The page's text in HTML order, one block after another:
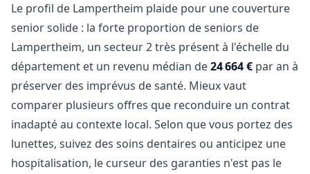
Le profil de Lampertheim plaide pour une couverture
senior solide : la forte proportion de seniors de
Lampertheim, un secteur 2 très présent à l'échelle du
département et un revenu médian de24 664 € par an à
préserver des imprévus de santé. Mieux vaut
comparer plusieurs offres que reconduire un contrat
inadapté au contexte local. Selon que vous portez des
lunettes, suivez des soins dentaires ou anticipez une
hospitalisation, le curseur des garanties n'est pas le